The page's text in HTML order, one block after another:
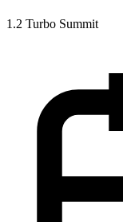
1.2 Turbo Summit